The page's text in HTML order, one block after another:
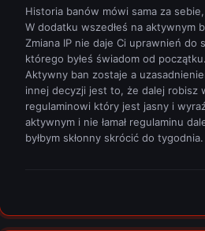
Historia banów mówi sama za
W dodatku wszedłeś na aktywnym
Zmiana IP nie daje Ci uprawnień do
którego byłeś świadom od początku.
Aktywny ban zostaje a
innej decyzji jest to, że dalej robisz
regulaminowi który jest jasny i
aktywnym i nie łamał regulaminu
byłbym skłonny skrócić do tygodnia.